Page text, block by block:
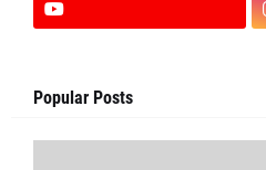
Popular Posts